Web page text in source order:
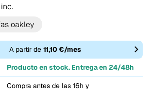
inc.
oakley
A partir de11,10 €/mes
Producto en stock. Entrega en 24/48h
Compra antes de las 16h y